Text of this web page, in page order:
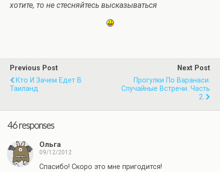
хотите, то не стесняйтесь высказываться
Previous Post
Кто И Зачем Едет В
Таиланд
Next Post
Прогулки По Варанаси.
Случайные Встречи. Часть
2.
46 responses
Ольга
09/12/2012
Спасибо! Скоро это мне пригодится!